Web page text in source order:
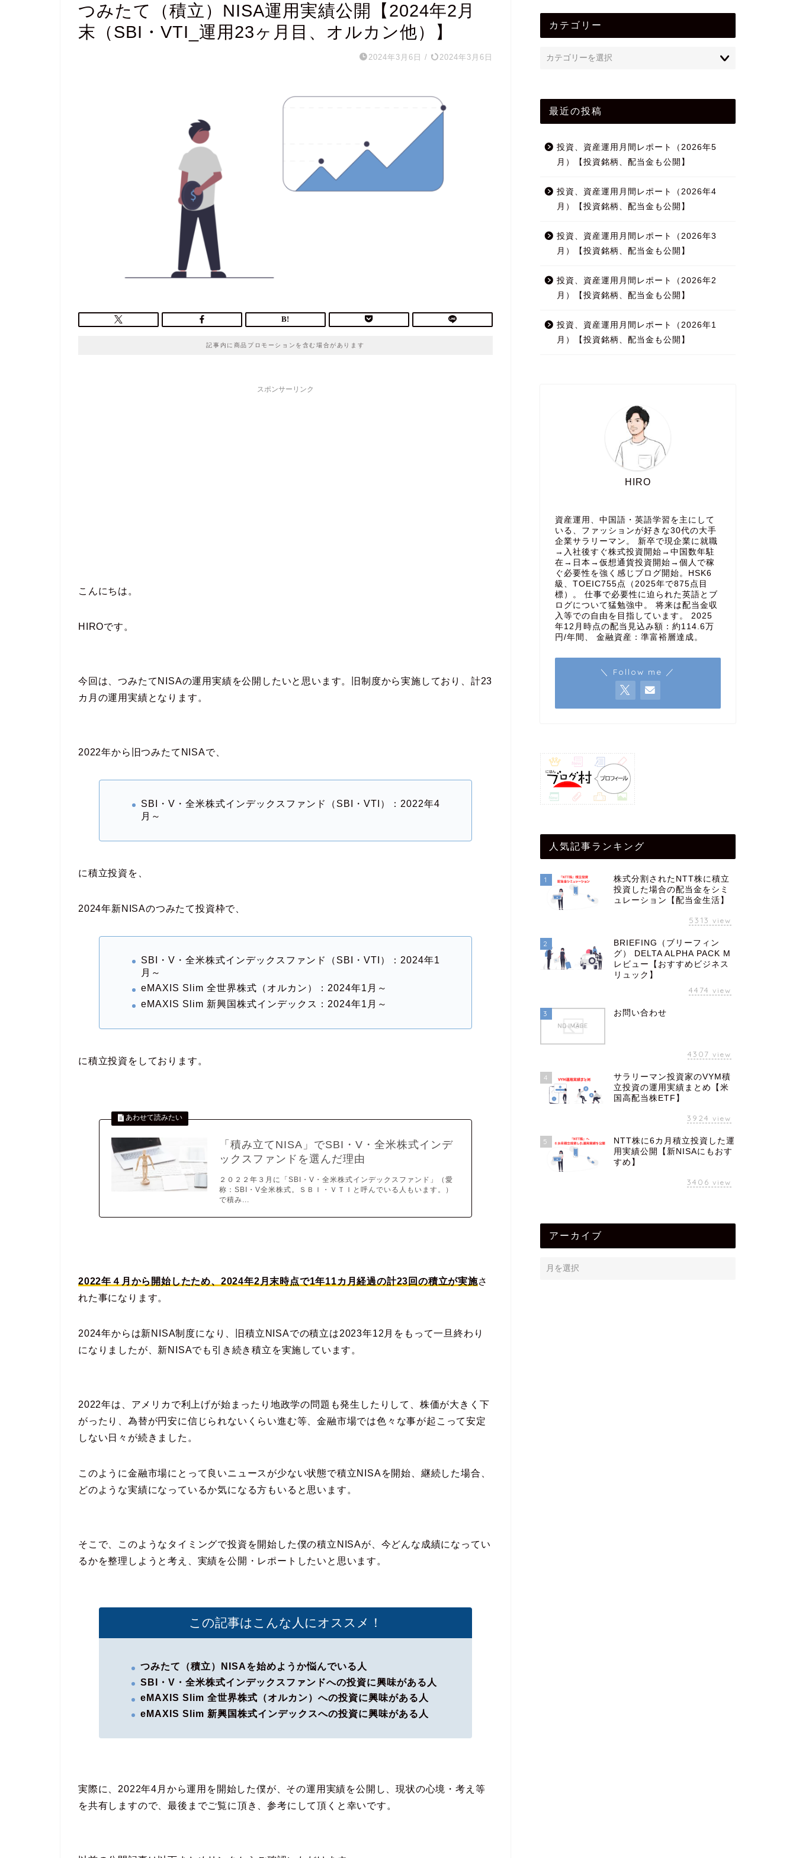
つみたて（積立）NISA運用実績公開【2024年2月
末（SBI・VTI_運用23ヶ月目、オルカン他）】
2024年3月6日 / 2024年3月6日
記事内に商品プロモーションを含む場合があります
スポンサーリンク
こんにちは。
HIROです。
今回は、つみたてNISAの運用実績を公開したいと思います。旧制度から実施しており、計23
カ月の運用実績となります。
2022年から旧つみたてNISAで、
SBI・V・全米株式インデックスファンド（SBI・VTI）：2022年4
月～
に積立投資を、
2024年新NISAのつみたて投資枠で、
SBI・V・全米株式インデックスファンド（SBI・VTI）：2024年1
月～
eMAXIS Slim 全世界株式（オルカン）：2024年1月～
eMAXIS Slim 新興国株式インデックス：2024年1月～
に積立投資をしております。
「積み立てNISA」でSBI・V・全米株式インデ
ックスファンドを選んだ理由
２０２２年３月に「SBI・V・全米株式インデックスファンド」（愛
称：SBI・V全米株式。ＳＢＩ・ＶＴＩと呼んでいる人もいます。）
で積み...
2022年４月から開始したため、2024年2月末時点で1年11カ月経過の計23回の積立が実施さ
れた事になります。
2024年からは新NISA制度になり、旧積立NISAでの積立は2023年12月をもって一旦終わり
になりましたが、新NISAでも引き続き積立を実施しています。
2022年は、アメリカで利上げが始まったり地政学の問題も発生したりして、株価が大きく下
がったり、為替が円安に信じられないくらい進む等、金融市場では色々な事が起こって安定
しない日々が続きました。
このように金融市場にとって良いニュースが少ない状態で積立NISAを開始、継続した場合、
どのような実績になっているか気になる方もいると思います。
そこで、このようなタイミングで投資を開始した僕の積立NISAが、今どんな成績になってい
るかを整理しようと考え、実績を公開・レポートしたいと思います。
この記事はこんな人にオススメ！
つみたて（積立）NISAを始めようか悩んでいる人
SBI・V・全米株式インデックスファンドへの投資に興味がある人
eMAXIS Slim 全世界株式（オルカン） への投資に興味がある人
eMAXIS Slim 新興国株式インデックスへの投資に興味がある人
実際に、2022年4月から運用を開始した僕が、その運用実績を公開し、現状の心境・考え等
を共有しますので、最後までご覧に頂き、参考にして頂くと幸いです。
カテゴリー
最近の投稿
投資、資産運用月間レポート（2026年5
月）【投資銘柄、配当金も公開】
投資、資産運用月間レポート（2026年4
月）【投資銘柄、配当金も公開】
投資、資産運用月間レポート（2026年3
月）【投資銘柄、配当金も公開】
投資、資産運用月間レポート（2026年2
月）【投資銘柄、配当金も公開】
投資、資産運用月間レポート（2026年1
月）【投資銘柄、配当金も公開】
HIRO
資産運用、中国語・英語学習を主にして
いる、ファッションが好きな30代の大手
企業サラリーマン。 新卒で現企業に就職
→入社後すぐ株式投資開始→中国数年駐
在→日本→仮想通貨投資開始→個人で稼
ぐ必要性を強く感じブログ開始。HSK6
級、TOEIC755点（2025年で875点目
標）。 仕事で必要性に迫られた英語とブ
ログについて猛勉強中。 将来は配当金収
入等での自由を目指しています。 2025
年12月時点の配当見込み額：約114.6万
円/年間、 金融資産：準富裕層達成。
＼ Follow me ／
人気記事ランキング
1
株式分割されたNTT株に積立
投資した場合の配当金をシミ
ュレーション【配当金生活】
5313 view
2
BRIEFING（ブリーフィン
グ） DELTA ALPHA PACK M
レビュー【おすすめビジネス
リュック】
4474 view
3 お問い合わせ
4307 view
4
サラリーマン投資家のVYM積
立投資の運用実績まとめ【米
国高配当株ETF】
3924 view
5
NTT株に6カ月積立投資した運
用実績公開【新NISAにもおす
すめ】
3406 view
アーカイブ